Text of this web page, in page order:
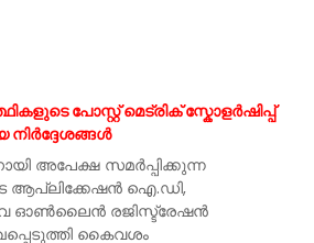
പോസ്റ്റ് മെട്രിക് സ്കോളർഷിപ്പ്
അപേക്ഷ സമർപ്പിക്കുന്ന
ആപ്ലിക്കേഷൻ ഐ.ഡി,
ഓൺലൈൻ രജിസ്ട്രേഷൻ
കൈവശം